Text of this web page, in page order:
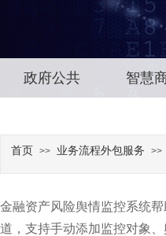
政府公共 智慧
首页 >> 业务流程外包服务 >>
金融资产风险舆情监控系统
道，支持手动添加监控对象